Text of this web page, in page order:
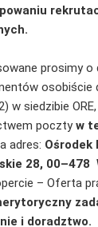
prosimy o
osobiście
w siedzibie
pocztyw
adres: Ośrodek
28, 00–478
– Oferta
i doradztwo.